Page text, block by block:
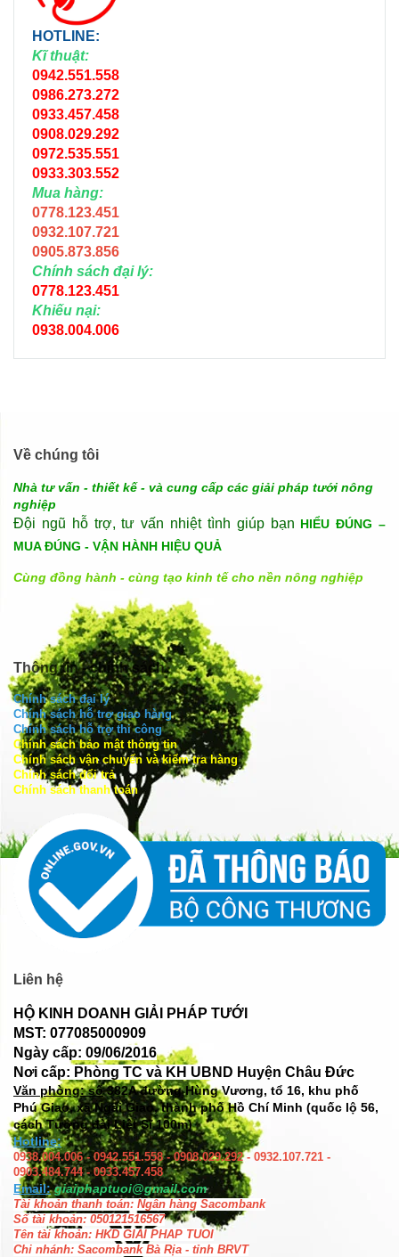
HOTLINE:
Kĩ thuật:
0942.551.558
0986.273.272
0933.457.458
0908.029.292
0972.535.551
0933.303.552
Mua hàng:
0778.123.451
0932.107.721
0905.873.856
Chính sách đại lý:
0778.123.451
Khiếu nại:
0938.004.006
Về chúng tôi
Nhà tư vấn - thiết kế - và cung cấp các giải pháp tưới nông
nghiệp
Đội ngũ hỗ trợ, tư vấn nhiệt tình giúp bạn HIỂU ĐÚNG –
MUA ĐÚNG - VẬN HÀNH HIỆU QUẢ
Cùng đồng hành - cùng tạo kinh tế cho nền nông nghiệp
Thông tin - chính sách
Chính sách đại lý
Chính sách hỗ trợ giao hàng
Chính sách hỗ trợ thi công
Chính sách bảo mật thông tin
Chính sách vận chuyển và kiểm tra hàng
Chính sách đổi trả
Chính sách thanh toán
Liên hệ
HỘ KINH DOANH GIẢI PHÁP TƯỚI
MST: 077085000909
Ngày cấp: 09/06/2016
Nơi cấp: Phòng TC và KH UBND Huyện Châu Đức
Văn phòng: số382A đường Hùng Vương, tổ 16, khu phố
Phú Giao, xã Ngãi Giao, thành phố Hồ Chí Minh (quốc lộ 56,
cách Tượng đài Liệt Sĩ 100m)
Hotline:
0938.004.006 - 0942.551.558 - 0908.029.292 - 0932.107.721 -
0903.484.744 - 0933.457.458
Email: giaiphaptuoi@gmail.com
Tài khoản thanh toán: Ngân hàng Sacombank
Số tài khoản: 050121516567
Tên tài khoản: HKD GIAI PHAP TUOI
Chi nhánh: Sacombank Bà Rịa - tỉnh BRVT